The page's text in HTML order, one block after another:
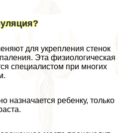
для укрепления стенок
Эта физиологическая
специалистом при многих
назначается ребенку, только